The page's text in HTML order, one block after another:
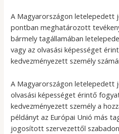
A Magyarországon letelepedett
pontban meghatározott
bármely tagállamában
vagy az olvasási képességet
kedvezményezett személy
A Magyarországon letelepedett
olvasási képességet érintő
kedvezményezett személy a
példányt az Európai Unió más
jogosított szervezettől